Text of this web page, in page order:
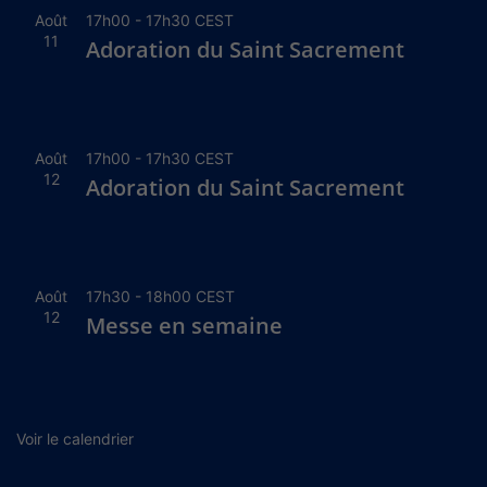
Août
11
17h00 - 17h30 CEST
Adoration du Saint Sacrement
Août
12
17h00 - 17h30 CEST
Adoration du Saint Sacrement
Août
12
17h30 - 18h00 CEST
Messe en semaine
Voir le calendrier